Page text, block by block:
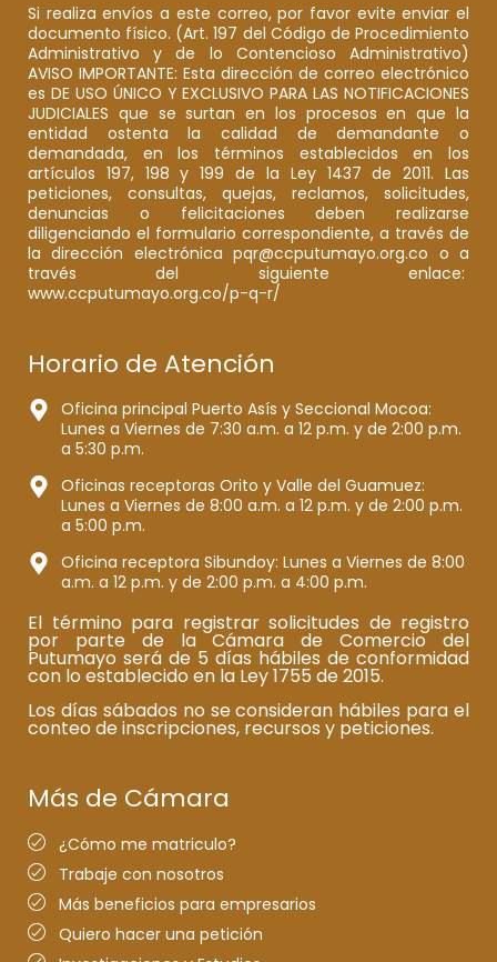
Si realiza envíos a este correo, por favor evite enviar el
documento físico. (Art. 197 del Código de Procedimiento
Administrativo y de lo Contencioso Administrativo)
AVISO IMPORTANTE: Esta dirección de correo electrónico
es DE USO ÚNICO Y EXCLUSIVO PARA LAS NOTIFICACIONES
JUDICIALES que se surtan en los procesos en que la
entidad ostenta la calidad de demandante o
demandada, en los términos establecidos en los
artículos 197, 198 y 199 de la Ley 1437 de 2011. Las
peticiones, consultas, quejas, reclamos, solicitudes,
denuncias o felicitaciones deben realizarse
diligenciando el formulario correspondiente, a través de
la dirección electrónica pqr@ccputumayo.org.co o a
través del siguiente enlace:
www.ccputumayo.org.co/p-q-r/
Horario de Atención
Oficina principal Puerto Asís y Seccional Mocoa:
Lunes a Viernes de 7:30 a.m. a 12 p.m. y de 2:00 p.m.
a 5:30 p.m.
Oficinas receptoras Orito y Valle del Guamuez:
Lunes a Viernes de 8:00 a.m. a 12 p.m. y de 2:00 p.m.
a 5:00 p.m.
Oficina receptora Sibundoy: Lunes a Viernes de 8:00
a.m. a 12 p.m. y de 2:00 p.m. a 4:00 p.m.
El término para registrar solicitudes de registro
por parte de la Cámara de Comercio del
Putumayo será de 5 días hábiles de conformidad
con lo establecido en la Ley 1755 de 2015.
Los días sábados no se consideran hábiles para el
conteo de inscripciones, recursos y peticiones.
Más de Cámara
¿Cómo me matriculo?
Trabaje con nosotros
Más beneficios para empresarios
Quiero hacer una petición